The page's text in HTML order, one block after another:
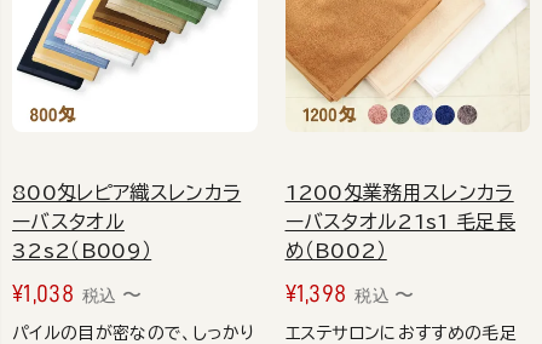
800匁レピア織スレンカラ
ーバスタオル
32s2（B009）
¥1,038 税込 〜
パイルの目が密なので、しっかり
1200匁業務用スレンカラ
ーバスタオル21s1 毛足長
め（B002）
¥1,398 税込 〜
エステサロンにおすすめの毛足